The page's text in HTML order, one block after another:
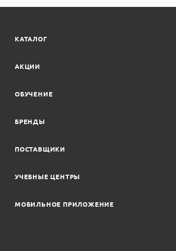
КАТАЛОГ
АКЦИИ
ОБУЧЕНИЕ
БРЕНДЫ
ПОСТАВЩИКИ
УЧЕБНЫЕ ЦЕНТРЫ
МОБИЛЬНОЕ ПРИЛОЖЕНИЕ